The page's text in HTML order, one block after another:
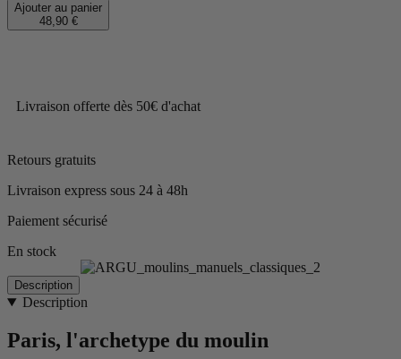
Ajouter au panier
48,90 €
Livraison offerte dès 50€ d'achat
Retours gratuits
Livraison express sous 24 à 48h
Paiement sécurisé
En stock
Description
Description
Paris, l'archetype du moulin